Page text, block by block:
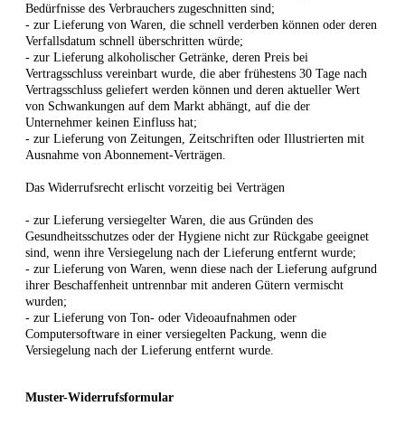
Bedürfnisse des Verbrauchers zugeschnitten sind;
- zur Lieferung von Waren, die schnell verderben können oder deren
Verfallsdatum schnell überschritten würde;
- zur Lieferung alkoholischer Getränke, deren Preis bei
Vertragsschluss vereinbart wurde, die aber frühestens 30 Tage nach
Vertragsschluss geliefert werden können und deren aktueller Wert
von Schwankungen auf dem Markt abhängt, auf die der
Unternehmer keinen Einfluss hat;
- zur Lieferung von Zeitungen, Zeitschriften oder Illustrierten mit
Ausnahme von Abonnement-Verträgen.
Das Widerrufsrecht erlischt vorzeitig bei Verträgen
- zur Lieferung versiegelter Waren, die aus Gründen des
Gesundheitsschutzes oder der Hygiene nicht zur Rückgabe geeignet
sind, wenn ihre Versiegelung nach der Lieferung entfernt wurde;
- zur Lieferung von Waren, wenn diese nach der Lieferung aufgrund
ihrer Beschaffenheit untrennbar mit anderen Gütern vermischt
wurden;
- zur Lieferung von Ton- oder Videoaufnahmen oder
Computersoftware in einer versiegelten Packung, wenn die
Versiegelung nach der Lieferung entfernt wurde.
Muster-Widerrufsformular